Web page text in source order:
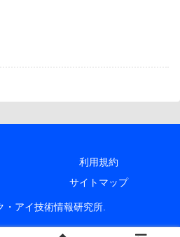
利用規約
サイトマップ
・アイ技術情報研究所.